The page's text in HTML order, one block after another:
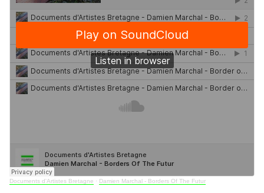
Documents d'Artistes Bretagne · Damien Marchal - Borders Of The Futur